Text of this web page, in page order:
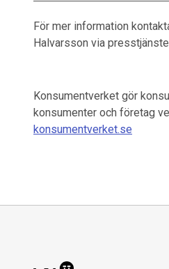
För mer information
Halvarsson via
Konsumentverket gör
konsumenter och företag
konsumentverket.se